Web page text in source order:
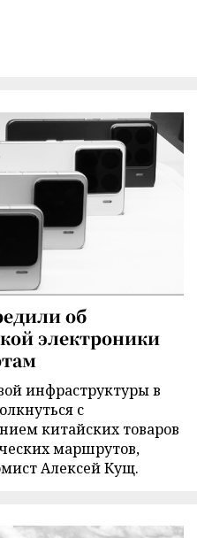
об
электроники
инфраструктуры в
с
китайских товаров
маршрутов,
Алексей Кущ.